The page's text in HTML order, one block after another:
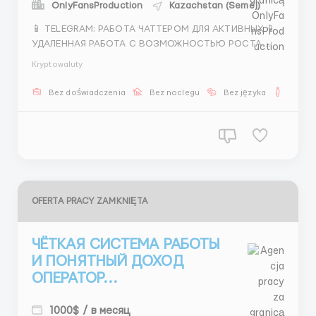
OnlyFansProduction Kazachstan (Semej)
📱 TELEGRAM: РАБОТА ЧАТТЕРОМ ДЛЯ АКТИВНЫХ 📱
УДАЛЕННАЯ РАБОТА С ВОЗМОЖНОСТЬЮ РОСТА
чата, ты можешь вырасти до руководителя отдела.
Kryptowaluty
Bez doświadczenia Bez noclegu Bez języka
OFERTA PRACY ZAMKNIĘTA
ЧЁТКАЯ СИСТЕМА РАБОТЫ
И ПОНЯТНЫЙ ДОХОД
ОПЕРАТОР...
1000$ / в месяц